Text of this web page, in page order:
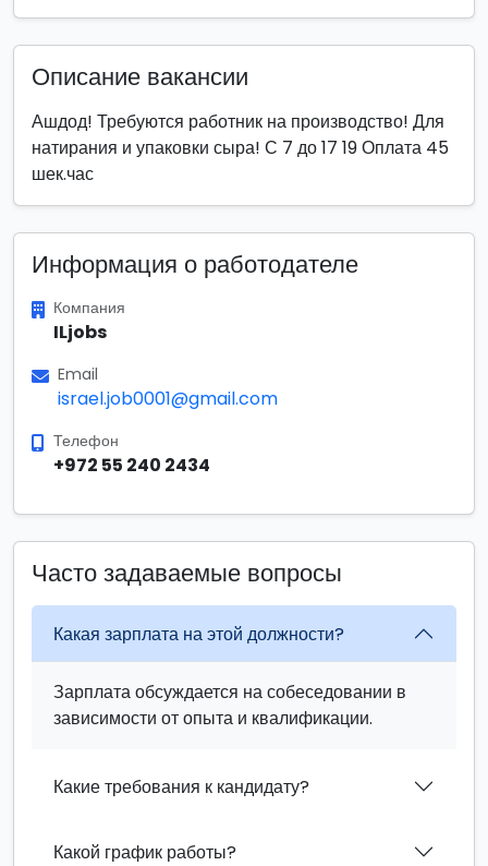
Описание вакансии
Ашдод! Требуются работник на производство! Для
натирания и упаковки сыра! С 7 до 17 19 Оплата 45
шек.час
Информация о работодателе
Компания
ILjobs
Email
israel.job0001@gmail.com
Телефон
+972 55 240 2434
Часто задаваемые вопросы
Какая зарплата на этой должности?
Зарплата обсуждается на собеседовании в
зависимости от опыта и квалификации.
Какие требования к кандидату?
Какой график работы?